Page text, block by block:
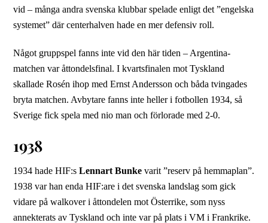
vid – många andra svenska klubbar spelade enligt det ”engelska
systemet” där centerhalven hade en mer defensiv roll.
Något gruppspel fanns inte vid den här tiden – Argentina-
matchen var åttondelsfinal. I kvartsfinalen mot Tyskland
skallade Rosén ihop med Ernst Andersson och båda tvingades
bryta matchen. Avbytare fanns inte heller i fotbollen 1934, så
Sverige fick spela med nio man och förlorade med 2-0.
1938
1934 hade HIF:sLennart Bunke varit ”reserv på hemmaplan”.
1938 var han enda HIF:are i det svenska landslag som gick
vidare på walkover i åttondelen mot Österrike, som nyss
annekterats av Tyskland och inte var på plats i VM i Frankrike.